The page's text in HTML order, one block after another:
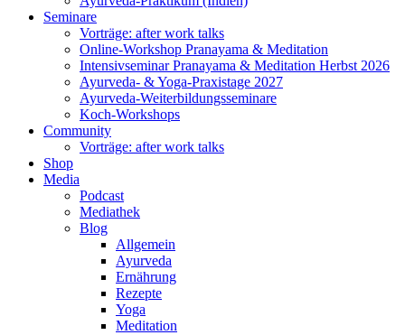
Seminare
Vorträge: after work talks
Online-Workshop Pranayama & Meditation
Intensivseminar Pranayama & Meditation Herbst 2026
Ayurveda- & Yoga-Praxistage 2027
Ayurveda-Weiterbildungsseminare
Koch-Workshops
Community
Vorträge: after work talks
Shop
Media
Podcast
Mediathek
Blog
Allgemein
Ayurveda
Ernährung
Rezepte
Yoga
Meditation